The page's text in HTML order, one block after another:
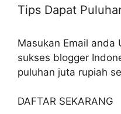
Tips Dapat
Masukan Email anda
sukses blogger
puluhan juta rupiah
DAFTAR SEKARANG